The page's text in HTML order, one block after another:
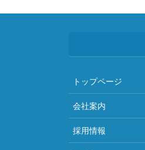
トップページ
会社案内
採用情報